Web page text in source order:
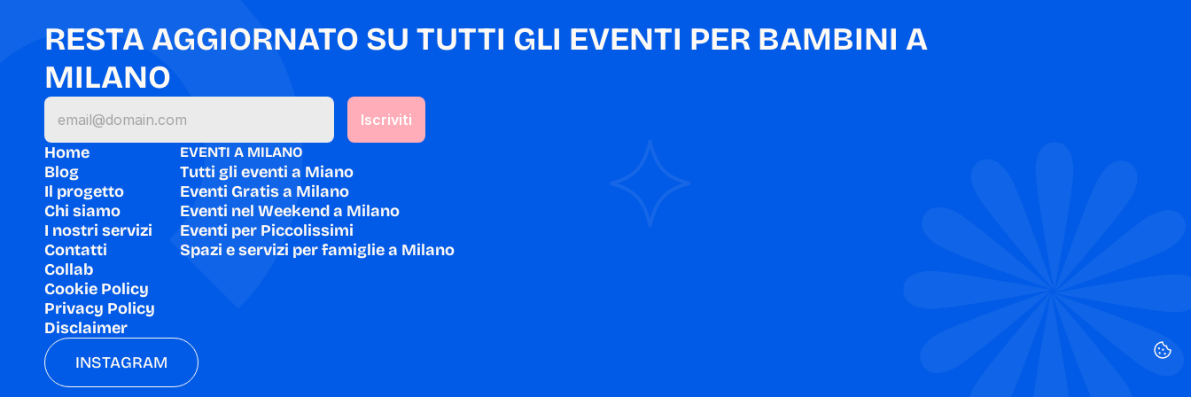
RESTA AGGIORNATO SU TUTTI GLI EVENTI PER BAMBINI A
MILANO
Home
Blog
Il progetto
Chi siamo
I nostri servizi
Contatti
Cookie Policy
Privacy Policy
Disclaimer
Collab
EVENTI A MILANO
Tutti gli eventi a Miano
Eventi Gratis a Milano
Eventi nel Weekend a Milano
Eventi per Piccolissimi
Spazi e servizi per famiglie a Milano
INSTAGRAM